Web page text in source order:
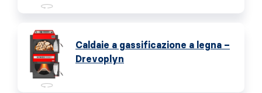
Caldaie a gassificazione a legna –
Drevoplyn